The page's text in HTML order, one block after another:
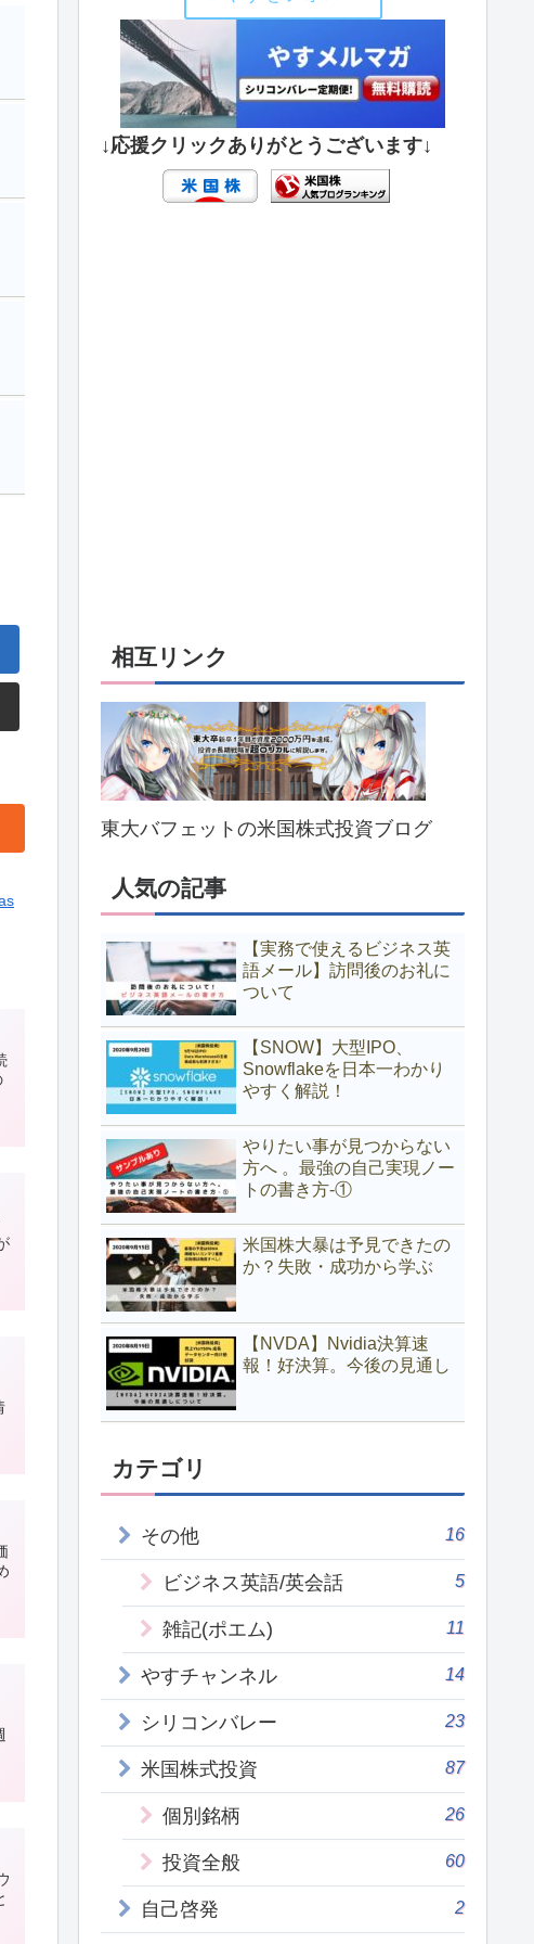
↓応援クリックありがとうございます↓
相互リンク
東大バフェットの米国株式投資ブログ
人気の記事
【実務で使えるビジネス英
語メール】訪問後のお礼に
ついて
【SNOW】大型IPO、
Snowflakeを日本一わかり
やすく解説！
やりたい事が見つからない
方へ 。最強の自己実現ノー
トの書き方-①
米国株大暴は予見できたの
か？失敗・成功から学ぶ
【NVDA】Nvidia決算速
報！好決算。今後の見通し
カテゴリ
その他 16
ビジネス英語/英会話 5
雑記(ポエム) 11
やすチャンネル 14
シリコンバレー 23
米国株式投資 87
個別銘柄 26
投資全般 60
自己啓発 2